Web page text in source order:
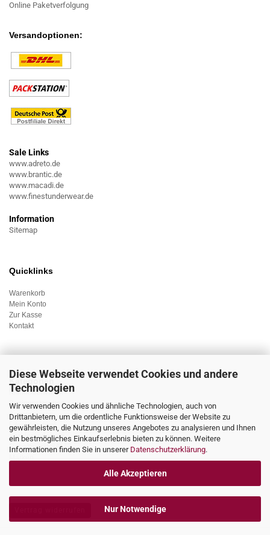
Diese Webseite verwendet Cookies und andere
Technologien
Wir verwenden Cookies und ähnliche Technologien, auch von
Drittanbietern, um die ordentliche Funktionsweise der Website zu
gewährleisten, die Nutzung unseres Angebotes zu analysieren und Ihnen
ein bestmögliches Einkaufserlebnis bieten zu können. Weitere
Informationen finden Sie in unserer Datenschutzerklärung.
Alle Akzeptieren
Nur Notwendige
Online Paketverfolgung
Versandoptionen:
Sale Links
www.adreto.de
www.brantic.de
www.macadi.de
www.finestunderwear.de
Information
Sitemap
Quicklinks
Warenkorb
Mein Konto
Zur Kasse
Kontakt
Kategorien
Kleinlederwaren
Businesstaschen
Accessoieres
Lifestyleartikel
Sonderangebote
Rabattmarkt/SALE